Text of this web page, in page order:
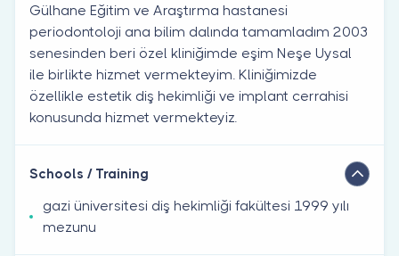
Gülhane Eğitim ve Araştırma hastanesi
periodontoloji ana bilim dalında tamamladım 2003
senesinden beri özel kliniğimde eşim Neşe Uysal
ile birlikte hizmet vermekteyim. Kliniğimizde
özellikle estetik diş hekimliği ve implant cerrahisi
konusunda hizmet vermekteyiz.
Schools / Training
gazi üniversitesi diş hekimliği fakültesi 1999 yılı
mezunu